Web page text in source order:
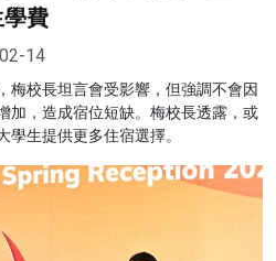
費
14
梅校長坦言會受影響，但強調不會因
加，造成宿位短缺。梅校長透露，或
生提供更多住宿選擇。